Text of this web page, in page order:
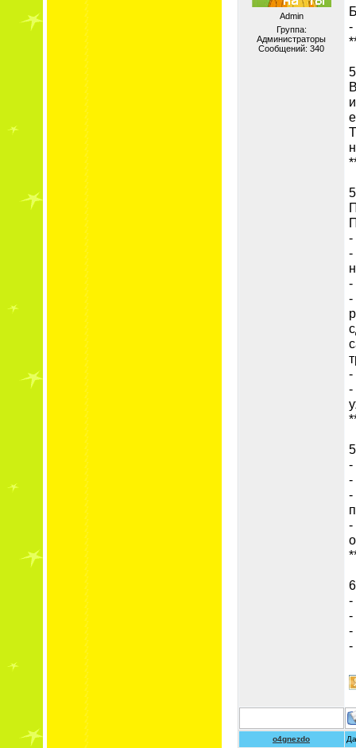
Admin
Группа:
Администраторы
Сообщений: 340
-
-
-
-
-
-
-
-
-
-
-
-
-
-
-
o4gnezdo